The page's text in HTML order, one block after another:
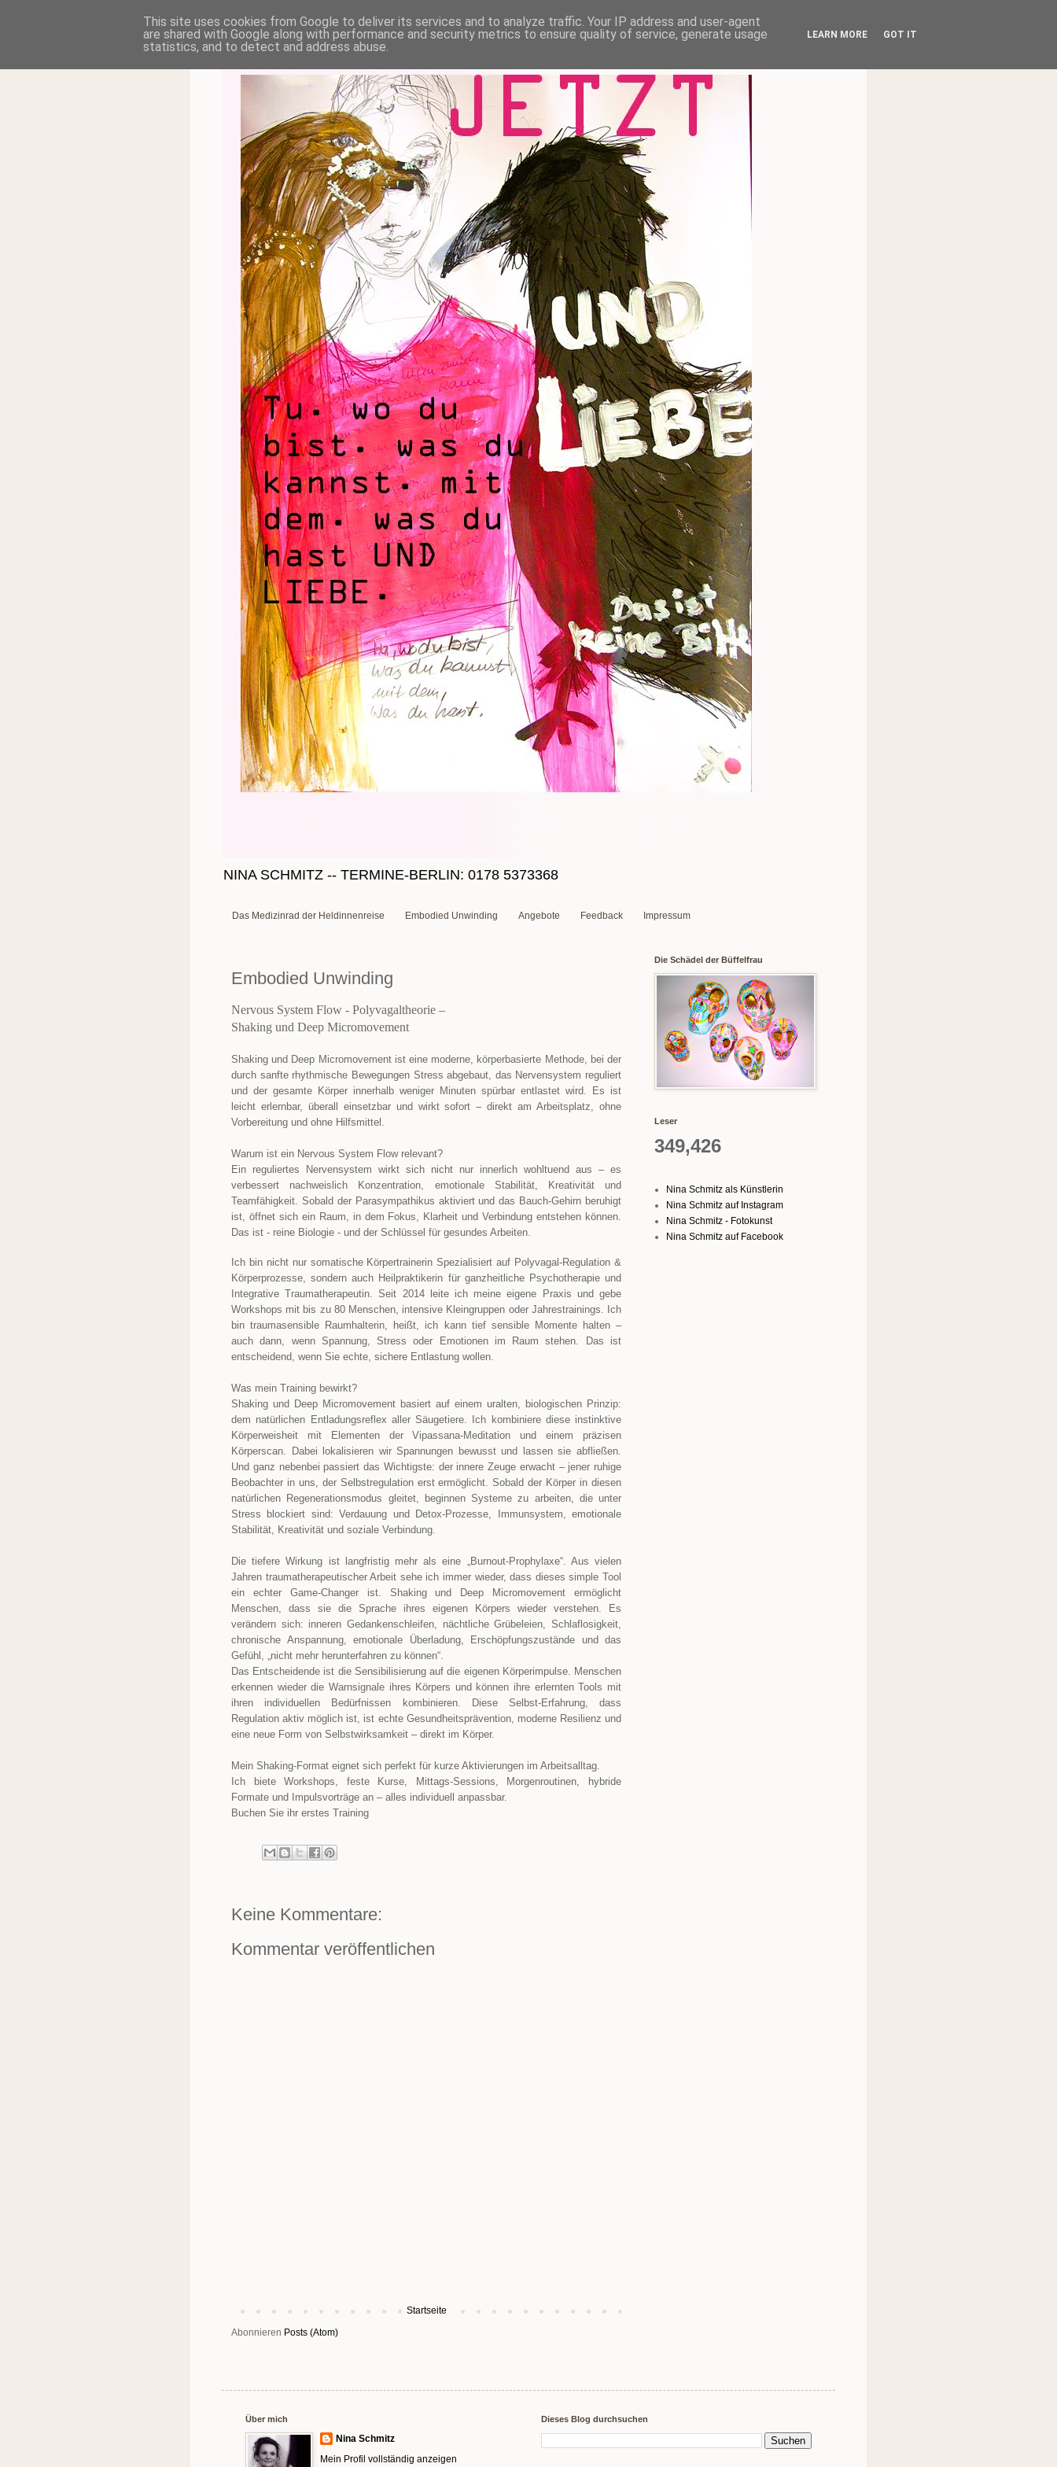
NINA SCHMITZ -- TERMINE-BERLIN: 0178 5373368
Das Medizinrad der Heldinnenreise Embodied Unwinding Angebote Feedback Impressum
Embodied Unwinding
Nervous System Flow - Polyvagaltheorie –
Shaking und Deep Micromovement
Shaking und Deep Micromovement ist eine moderne, körperbasierte Methode, bei der
durch sanfte rhythmische Bewegungen Stress abgebaut, das Nervensystem reguliert
und der gesamte Körper innerhalb weniger Minuten spürbar entlastet wird. Es ist
leicht erlernbar, überall einsetzbar und wirkt sofort – direkt am Arbeitsplatz, ohne
Vorbereitung und ohne Hilfsmittel.
Warum ist ein Nervous System Flow relevant?
Ein reguliertes Nervensystem wirkt sich nicht nur innerlich wohltuend aus – es
verbessert nachweislich Konzentration, emotionale Stabilität, Kreativität und
Teamfähigkeit. Sobald der Parasympathikus aktiviert und das Bauch-Gehirn beruhigt
ist, öffnet sich ein Raum, in dem Fokus, Klarheit und Verbindung entstehen können.
Das ist - reine Biologie - und der Schlüssel für gesundes Arbeiten.
Ich bin nicht nur somatische Körpertrainerin Spezialisiert auf Polyvagal-Regulation &
Körperprozesse, sondern auch Heilpraktikerin für ganzheitliche Psychotherapie und
Integrative Traumatherapeutin. Seit 2014 leite ich meine eigene Praxis und gebe
Workshops mit bis zu 80 Menschen, intensive Kleingruppen oder Jahrestrainings. Ich
bin traumasensible Raumhalterin, heißt, ich kann tief sensible Momente halten –
auch dann, wenn Spannung, Stress oder Emotionen im Raum stehen. Das ist
entscheidend, wenn Sie echte, sichere Entlastung wollen.
Was mein Training bewirkt?
Shaking und Deep Micromovement basiert auf einem uralten, biologischen Prinzip:
dem natürlichen Entladungsreflex aller Säugetiere. Ich kombiniere diese instinktive
Körperweisheit mit Elementen der Vipassana-Meditation und einem präzisen
Körperscan. Dabei lokalisieren wir Spannungen bewusst und lassen sie abfließen.
Und ganz nebenbei passiert das Wichtigste: der innere Zeuge erwacht – jener ruhige
Beobachter in uns, der Selbstregulation erst ermöglicht. Sobald der Körper in diesen
natürlichen Regenerationsmodus gleitet, beginnen Systeme zu arbeiten, die unter
Stress blockiert sind: Verdauung und Detox-Prozesse, Immunsystem, emotionale
Stabilität, Kreativität und soziale Verbindung.
Die tiefere Wirkung ist langfristig mehr als eine „Burnout-Prophylaxe“. Aus vielen
Jahren traumatherapeutischer Arbeit sehe ich immer wieder, dass dieses simple Tool
ein echter Game-Changer ist. Shaking und Deep Micromovement ermöglicht
Menschen, dass sie die Sprache ihres eigenen Körpers wieder verstehen. Es
verändern sich: inneren Gedankenschleifen, nächtliche Grübeleien, Schlaflosigkeit,
chronische Anspannung, emotionale Überladung, Erschöpfungszustände und das
Gefühl, „nicht mehr herunterfahren zu können“.
Das Entscheidende ist die Sensibilisierung auf die eigenen Körperimpulse. Menschen
erkennen wieder die Warnsignale ihres Körpers und können ihre erlernten Tools mit
ihren individuellen Bedürfnissen kombinieren. Diese Selbst-Erfahrung, dass
Regulation aktiv möglich ist, ist echte Gesundheitsprävention, moderne Resilienz und
eine neue Form von Selbstwirksamkeit – direkt im Körper.
Mein Shaking-Format eignet sich perfekt für kurze Aktivierungen im Arbeitsalltag.
Ich biete Workshops, feste Kurse, Mittags-Sessions, Morgenroutinen, hybride
Formate und Impulsvorträge an – alles individuell anpassbar.
Buchen Sie ihr erstes Training
Keine Kommentare:
Kommentar veröffentlichen
Startseite
Abonnieren Posts (Atom)
Die Schädel der Büffelfrau
Leser
349,426
Nina Schmitz als Künstlerin
Nina Schmitz auf Instagram
Nina Schmitz - Fotokunst
Nina Schmitz auf Facebook
Über mich
Nina Schmitz
Mein Profil vollständig anzeigen
Dieses Blog durchsuchen
This site uses cookies from Google to deliver its services and to analyze traffic. Your IP address and user-agent
are shared with Google along with performance and security metrics to ensure quality of service, generate usage
statistics, and to detect and address abuse.
LEARN MORE GOT IT